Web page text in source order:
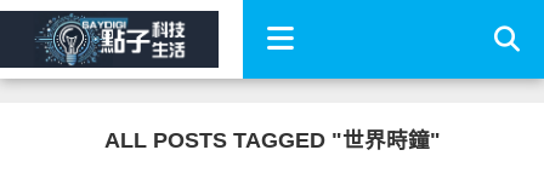
ALL POSTS TAGGED "世界時鐘"